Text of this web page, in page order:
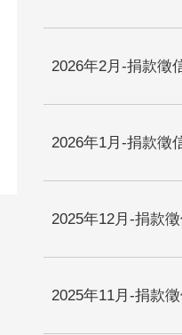
2026年2月-捐款徵
2026年1月-捐款徵
2025年12月-捐款
2025年11月-捐款